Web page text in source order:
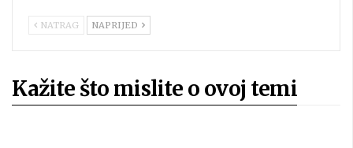
NATRAG NAPRIJED
Kažite što mislite o ovoj temi